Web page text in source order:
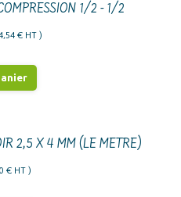
1/2 - 1/2
€ HT )
2,5 X 4 MM (LE METRE)
€ HT )